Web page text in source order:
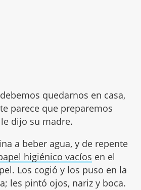
quedarnos en casa,
parece que preparemos
le dijo su madre.
a beber agua, y de repente
higiénico vacíos en el
Los cogió y los puso en la
les pintó ojos, nariz y boca.